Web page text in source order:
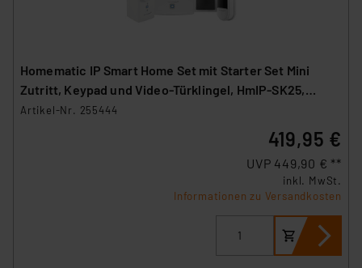
Homematic IP Smart Home Set mit Starter Set Mini
Zutritt, Keypad und Video-Türklingel, HmIP-SK25,
HmIP-WKP und HmIP-CODB
Artikel-Nr. 255444
419,95 €
UVP 449,90 € **
inkl. MwSt.
Informationen zu Versandkosten